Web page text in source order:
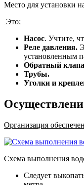
Место для установки
Это:
Насос. Учтите,
Реле давления.
установленным
Обратный
Трубы.
Уголки и
Организация
Схема выполнения
Следует